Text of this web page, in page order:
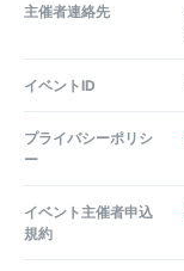
主催者連絡先
イベントID
プライバシーポリシ
ー
イベント主催者申込
規約